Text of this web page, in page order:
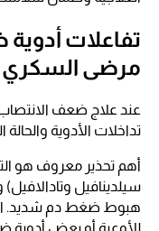
تفاعلات
مرضى السكري
عند علاج ضعف
تداخلات الأدوية والحالة
سيلدينافيل
هبوط ضغط دم شديد.
للأوعية أو بعض أدوية